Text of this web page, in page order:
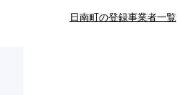
日南町の登録事業者一覧